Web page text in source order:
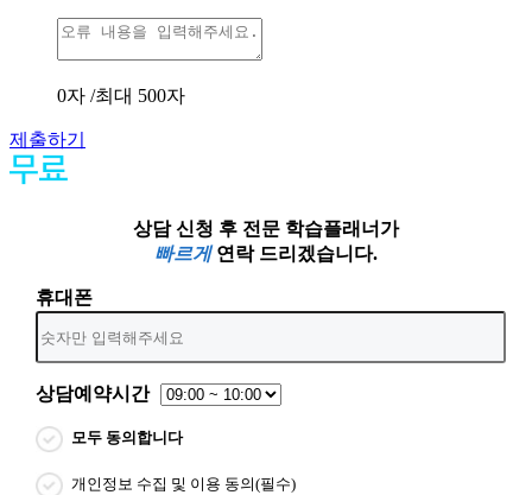
0자 /최대 500자
제출하기
상담 신청 후 전문 학습플래너가
빠르게연락 드리겠습니다.
휴대폰
상담예약시간
모두 동의합니다
개인정보 수집 및 이용 동의(필수)